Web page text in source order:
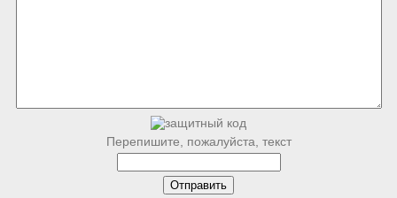
Перепишите, пожалуйста, текст